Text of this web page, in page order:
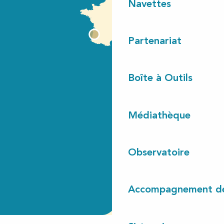
Navettes
Partenariat
Boîte à Outils
Médiathèque
Observatoire
Accompagnement